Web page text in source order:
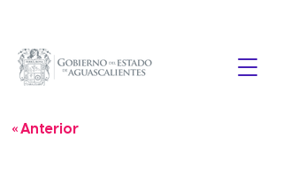
« Anterior